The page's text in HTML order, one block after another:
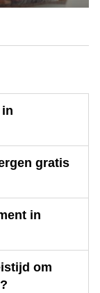
gratis
in
om